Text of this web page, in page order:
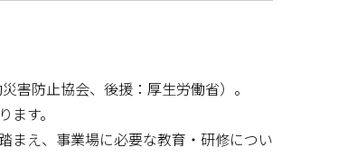
害防止協会、後援：厚生労働省）。
す。
まえ、事業場に必要な教育・研修につい